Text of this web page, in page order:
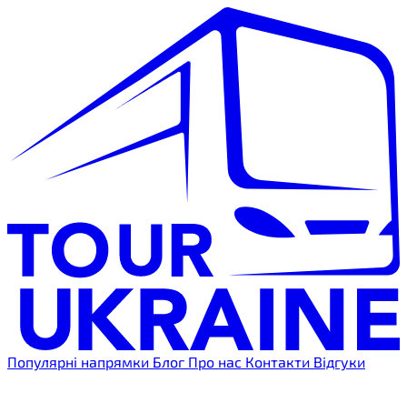
Популярні напрямки Блог Про нас Контакти Відгуки